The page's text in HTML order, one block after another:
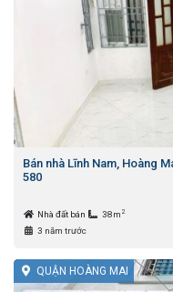
Bán nhà Lĩnh Nam, Hoàng
580
Nhà đất bán 38m 2
3 năm trước
QUẬN HOÀNG MAI